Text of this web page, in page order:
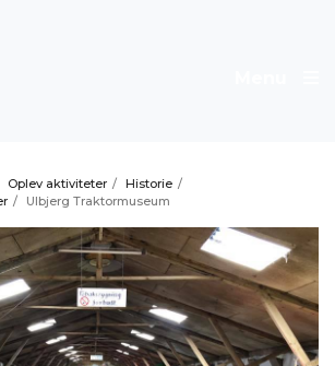
Oplev aktiviteter / Historie /
/ Ulbjerg Traktormuseum